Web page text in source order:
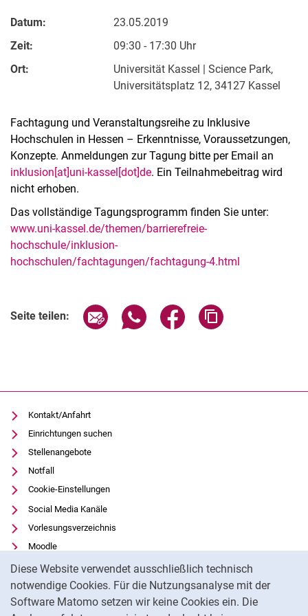
Diese Website verwendet ausschließlich technisch
notwendige Cookies. Für die Nutzungsanalyse mit der
Software Matomo setzen wir keine Cookies ein. Die
Datum:
23.05.2019
Zeit:
09:30 - 17:30 Uhr
Ort:
Universität Kassel | Science Park,
Universitätsplatz 12, 34127 Kassel
Fachtagung und Veranstaltungsreihe zu Inklusive
Hochschulen in Hessen – Erkenntnisse, Voraussetzungen,
Konzepte. Anmeldungen zur Tagung bitte per Email an
inklusion[at]uni-kassel[dot]de. Ein Teilnahmebeitrag wird
nicht erhoben.
Das vollständige Tagungsprogramm finden Sie unter:
www.uni-kassel.de/themen/barrierefreie-
hochschule/inklusion-
hochschulen/fachtagungen/fachtagung-4.html
Seite teilen: Seite über E-Mail teilen
Seite über WhatsApp teilen
Seite über Facebook
Kontakt/Anfahrt
Einrichtungen suchen
Stellenangebote
Notfall
Cookie-Einstellungen
Social Media Kanäle
Vorlesungsverzeichnis
Moodle
Panopto
Universitätsbibliothek
Datenschutz